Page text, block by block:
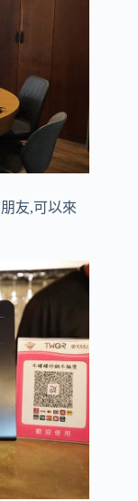
友,可以來